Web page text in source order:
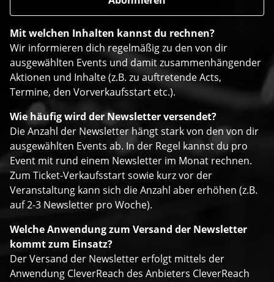
Mit welchen Inhalten kannst du rechnen?
Wir informieren dich regelmäßig zu den von dir
ausgewählten Events und damit zusammenhängender
Aktionen und Inhalte (z.B. zu auftretende Acts,
Termine, den Vorverkaufsstart etc.).
Wie häufig wird der Newsletter versendet?
Die Anzahl der Newsletter hängt stark von den von dir
ausgewählten Events ab. In der Regel kannst du pro
Event mit rund einem Newsletter im Monat rechnen.
Zum Ticket-Verkaufsstart sowie kurz vor der
Veranstaltung kann sich die Anzahl aber erhöhen (z.B.
auf 2-3 Newsletter pro Woche).
Welche Anwendung zum Versand der Newsletter
kommt zum Einsatz?
Der Versand der Newsletter erfolgt mittels der
Anwendung CleverReach des Anbieters CleverReach